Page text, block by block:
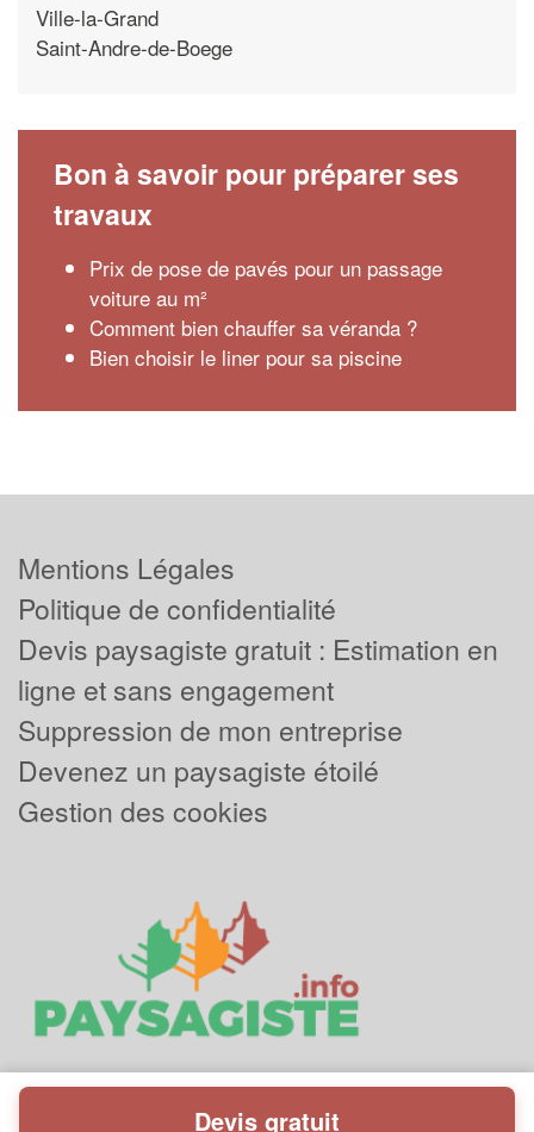
Ville-la-Grand
Saint-Andre-de-Boege
Bon à savoir pour préparer ses
travaux
Prix de pose de pavés pour un passage
voiture au m²
Comment bien chauffer sa véranda ?
Bien choisir le liner pour sa piscine
Mentions Légales
Politique de confidentialité
Devis paysagiste gratuit : Estimation en
ligne et sans engagement
Suppression de mon entreprise
Devenez un paysagiste étoilé
Gestion des cookies
Devis gratuit